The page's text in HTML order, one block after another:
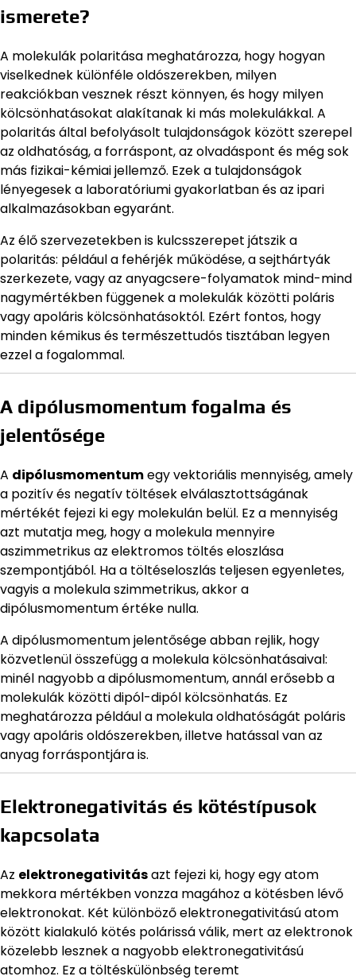
ismerete?
A molekulák polaritása meghatározza, hogy hogyan
viselkednek különféle oldószerekben, milyen
reakciókban vesznek részt könnyen, és hogy milyen
kölcsönhatásokat alakítanak ki más molekulákkal. A
polaritás által befolyásolt tulajdonságok között szerepel
az oldhatóság, a forráspont, az olvadáspont és még sok
más fizikai-kémiai jellemző. Ezek a tulajdonságok
lényegesek a laboratóriumi gyakorlatban és az ipari
alkalmazásokban egyaránt.
Az élő szervezetekben is kulcsszerepet játszik a
polaritás: például a fehérjék működése, a sejthártyák
szerkezete, vagy az anyagcsere-folyamatok mind-mind
nagymértékben függenek a molekulák közötti poláris
vagy apoláris kölcsönhatásoktól. Ezért fontos, hogy
minden kémikus és természettudós tisztában legyen
ezzel a fogalommal.
A dipólusmomentum fogalma és
jelentősége
A dipólusmomentumegy vektoriális mennyiség, amely
a pozitív és negatív töltések elválasztottságának
mértékét fejezi ki egy molekulán belül. Ez a mennyiség
azt mutatja meg, hogy a molekula mennyire
aszimmetrikus az elektromos töltés eloszlása
szempontjából. Ha a töltéseloszlás teljesen egyenletes,
vagyis a molekula szimmetrikus, akkor a
dipólusmomentum értéke nulla.
A dipólusmomentum jelentősége abban rejlik, hogy
közvetlenül összefügg a molekula kölcsönhatásaival:
minél nagyobb a dipólusmomentum, annál erősebb a
molekulák közötti dipól-dipól kölcsönhatás. Ez
meghatározza például a molekula oldhatóságát poláris
vagy apoláris oldószerekben, illetve hatással van az
anyag forráspontjára is.
Elektronegativitás és kötéstípusok
kapcsolata
Az elektronegativitásazt fejezi ki, hogy egy atom
mekkora mértékben vonzza magához a kötésben lévő
elektronokat. Két különböző elektronegativitású atom
között kialakuló kötés polárissá válik, mert az elektronok
közelebb lesznek a nagyobb elektronegativitású
atomhoz. Ez a töltéskülönbség teremt